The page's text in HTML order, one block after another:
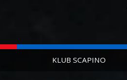
KLUB SCAPINO